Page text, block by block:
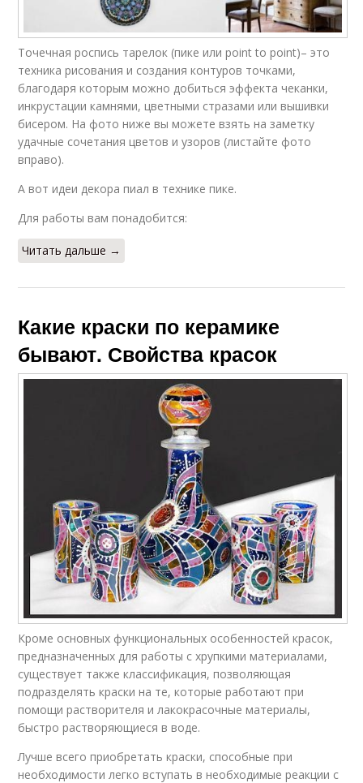
Точечная роспись тарелок (пике или point to point)– это
техника рисования и создания контуров точками,
благодаря которым можно добиться эффекта чеканки,
инкрустации камнями, цветными стразами или вышивки
бисером. На фото ниже вы можете взять на заметку
удачные сочетания цветов и узоров (листайте фото
вправо).
А вот идеи декора пиал в технике пике.
Для работы вам понадобится:
Читать дальше →
Какие краски по керамике
бывают. Свойства красок
Кроме основных функциональных особенностей красок,
предназначенных для работы с хрупкими материалами,
существует также классификация, позволяющая
подразделять краски на те, которые работают при
помощи растворителя и лакокрасочные материалы,
быстро растворяющиеся в воде.
Лучше всего приобретать краски, способные при
необходимости легко вступать в необходимые реакции с